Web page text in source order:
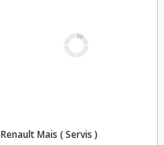
Renault Mais ( Servis )